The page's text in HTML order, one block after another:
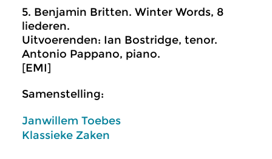
5. Benjamin Britten. Winter Words, 8
liederen.
Uitvoerenden: Ian Bostridge, tenor.
Antonio Pappano, piano.
[EMI]
Samenstelling:
Janwillem Toebes
Klassieke Zaken